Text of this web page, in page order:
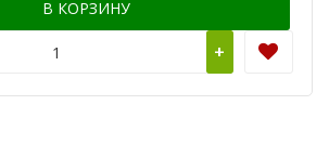
В КОРЗИНУ
+